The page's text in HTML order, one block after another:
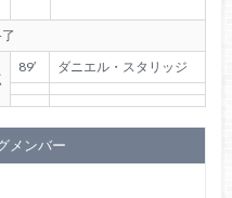
89′ ダニエル・スタリッジ
メンバー